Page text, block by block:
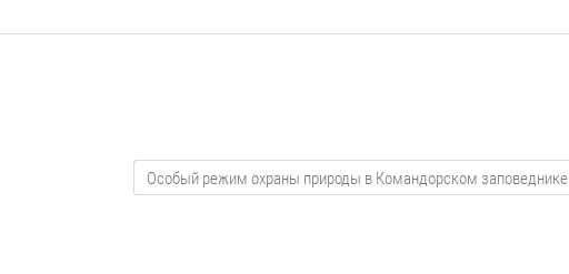
Особый режим охраны природы в Командорском заповеднике